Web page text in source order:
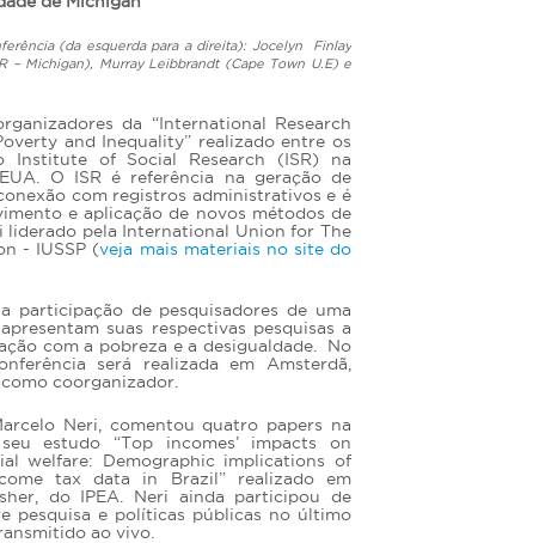
(da esquerda para a direita): Jocelyn Finlay
– Michigan), Murray Leibbrandt (Cape Town U.E) e
da “International Research
and Inequality” realizado entre os
of Social Research (ISR) na
O ISR é referência na geração de
com registros administrativos e é
e aplicação de novos métodos de
liderado pela International Union for The
- IUSSP (veja mais materiais no site do
participação de pesquisadores de uma
suas respectivas pesquisas a
com a pobreza e a desigualdade. No
será realizada em Amsterdã,
coorganizador.
Neri, comentou quatro papers na
estudo “Top incomes’ impacts on
welfare: Demographic implications of
tax data in Brazil” realizado em
do IPEA. Neri ainda participou de
pesquisa e políticas públicas no último
ao vivo.